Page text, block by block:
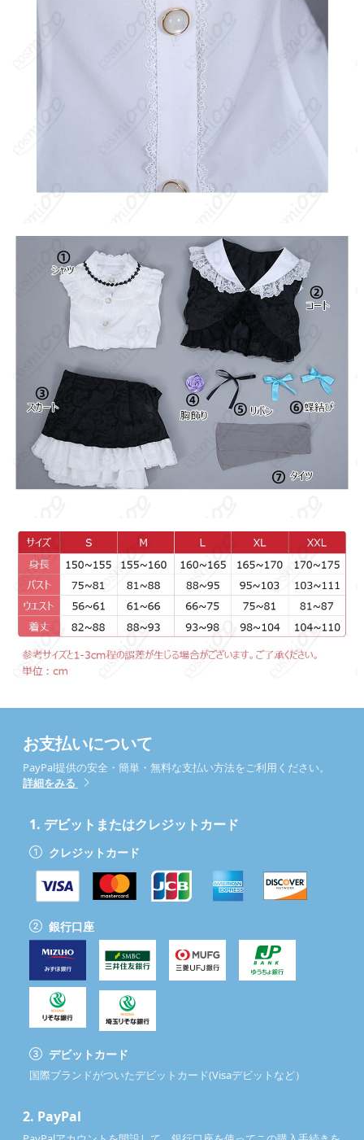
お支払いについて
PayPal提供の安全・簡単・無料な支払い方法をご利用ください。
詳細をみる
1. デビットまたはクレジットカード
クレジットカード
銀行口座
デビットカード
国際ブランドがついたデビットカード(Visaデビットなど）
2. PayPal